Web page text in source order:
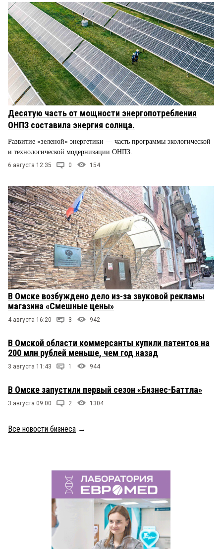
Десятую часть от мощности энергопотребления
ОНПЗ составила энергия солнца.
Развитие «зеленой» энергетики — часть программы экологической
и технологической модернизации ОНПЗ.
6 августа 12:35 0 154
В Омске возбуждено дело из-за звуковой рекламы
магазина «Смешные цены»
4 августа 16:20 3 942
В Омской области коммерсанты купили патентов на
200 млн рублей меньше, чем год назад
3 августа 11:43 1 944
В Омске запустили первый сезон «Бизнес-Баттла»
3 августа 09:00 2 1304
Все новости бизнеса →